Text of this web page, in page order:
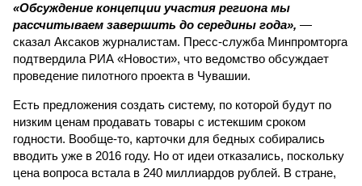
«Обсуждение концепции участия региона мы
рассчитываем завершить до середины года», —
сказал Аксаков журналистам. Пресс-служба Минпромторга
подтвердила РИА «Новости», что ведомство обсуждает
проведение пилотного проекта в Чувашии.
Есть предложения создать систему, по которой будут по
низким ценам продавать товары с истекшим сроком
годности. Вообще-то, карточки для бедных собирались
вводить уже в 2016 году. Но от идеи отказались, поскольку
цена вопроса встала в 240 миллиардов рублей. В стране,